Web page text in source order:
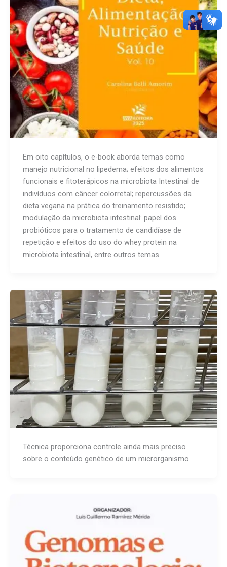
Em oito capítulos, o e-book aborda temas como
manejo nutricional no lipedema; efeitos dos alimentos
funcionais e fitoterápicos na microbiota Intestinal de
indivíduos com câncer colorretal; repercussões da
dieta vegana na prática do treinamento resistido;
modulação da microbiota intestinal: papel dos
probióticos para o tratamento de candidíase de
repetição e efeitos do uso do whey protein na
microbiota intestinal, entre outros temas.
Técnica proporciona controle ainda mais preciso
sobre o conteúdo genético de um microrganismo.